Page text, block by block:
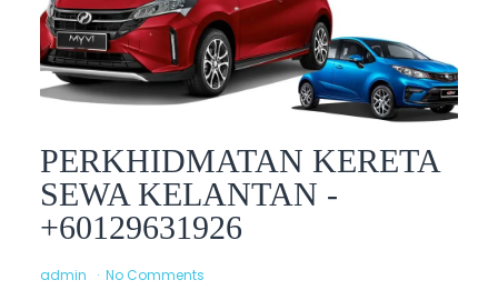
PERKHIDMATAN KERETA
SEWA KELANTAN -
+60129631926
admin No Comments